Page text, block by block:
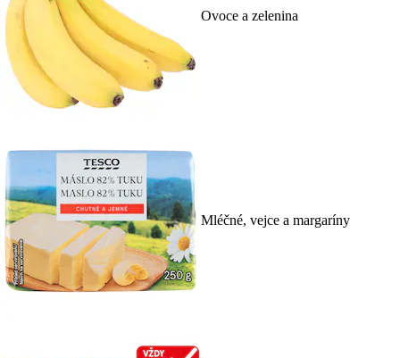
Ovoce a zelenina
Mléčné, vejce a margaríny